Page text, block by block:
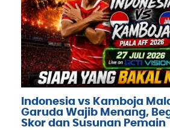
Indonesia vs Kamboja
Garuda Wajib Menang,
Skor dan Susunan Pemain